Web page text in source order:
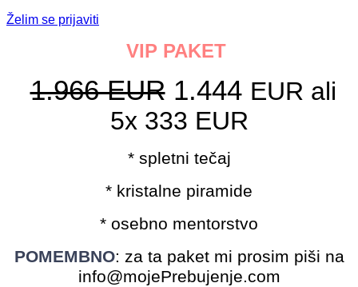
Želim se prijaviti
VIP PAKET
1.966 EUR1.444 EUR ali
5x 333 EUR
* spletni tečaj
* kristalne piramide
* osebno mentorstvo
POMEMBNO: za ta paket mi prosim piši na
info@mojePrebujenje.com